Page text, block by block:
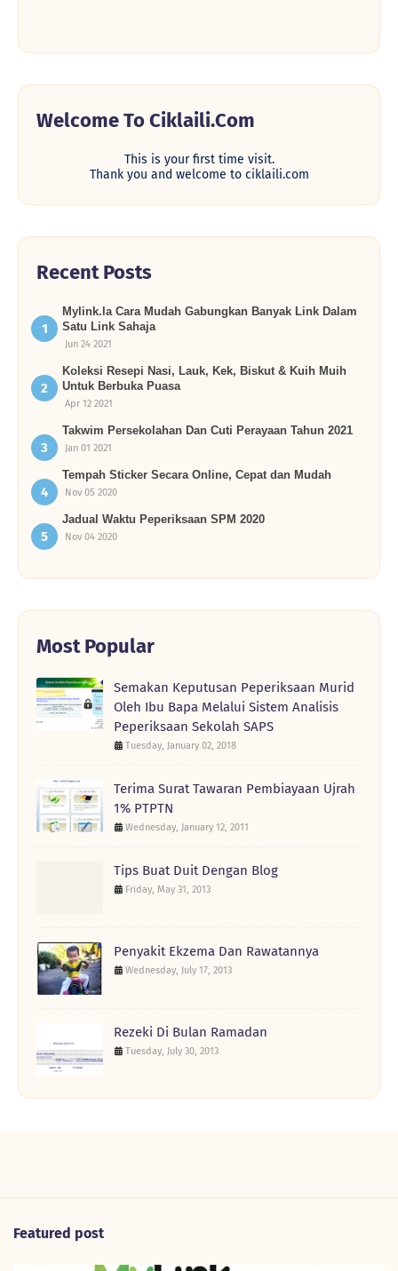
Welcome To Ciklaili.com
This is your first time visit.
Thank you and welcome to ciklaili.com
Recent Posts
Mylink.la Cara Mudah Gabungkan Banyak Link Dalam
Satu Link Sahaja
Jun 24 2021
Koleksi Resepi Nasi, Lauk, Kek, Biskut & Kuih Muih
Untuk Berbuka Puasa
Apr 12 2021
Takwim Persekolahan Dan Cuti Perayaan Tahun 2021
Jan 01 2021
Tempah Sticker Secara Online, Cepat dan Mudah
Nov 05 2020
Jadual Waktu Peperiksaan SPM 2020
Nov 04 2020
Most Popular
Semakan Keputusan Peperiksaan Murid
Oleh Ibu Bapa Melalui Sistem Analisis
Peperiksaan Sekolah SAPS
Tuesday, January 02, 2018
Terima Surat Tawaran Pembiayaan Ujrah
1% PTPTN
Wednesday, January 12, 2011
Tips Buat Duit Dengan Blog
Friday, May 31, 2013
Penyakit Ekzema Dan Rawatannya
Wednesday, July 17, 2013
Rezeki Di Bulan Ramadan
Tuesday, July 30, 2013
Featured post